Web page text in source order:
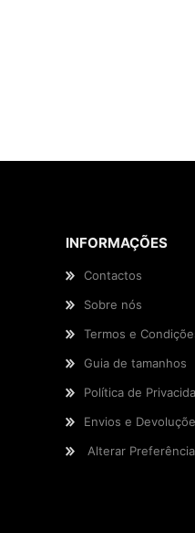
INFORMAÇÕES
Contactos
Sobre nós
Termos e
Guia de tamanhos
Política de
Envios e
Alterar